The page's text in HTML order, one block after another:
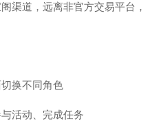
渠道，远离非官方交易平台，
换不同角色
活动、完成任务